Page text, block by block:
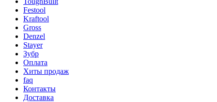
Festool
Kraftool
Gross
Denzel
Stayer
Зубр
Оплата
Хиты продаж
faq
Контакты
Доставка